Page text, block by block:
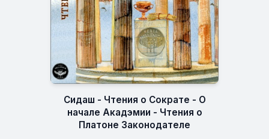
Сидаш - Чтения о Сократе - О
начале Акадэмии - Чтения о
Платоне Законодателе